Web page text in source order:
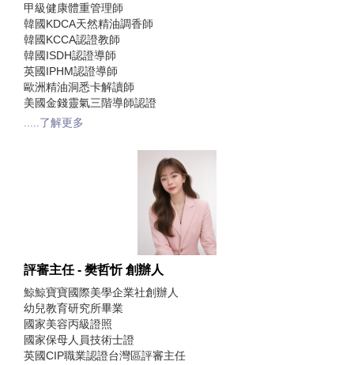
甲級健康體重管理師
韓國KDCA天然精油調香師
韓國KCCA認證教師
韓國ISDH認證導師
英國IPHM認證導師
歐洲精油洞悉卡解讀師
美國金錢靈氣三階導師認證
.....了解更多
評審主任 - 樊哲忻 創辦人
鯨鯨寶寶國際美學企業社創辦人
幼兒教育研究所畢業
國家美容丙級證照
國家保母人員技術士證
英國CIP職業認證台灣區評審主任